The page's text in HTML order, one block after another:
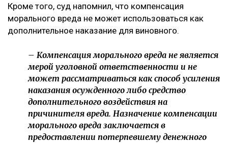
Кроме того, суд напомнил, что компенсация
морального вреда не может использоваться как
дополнительное наказание для виновного.
– Компенсация морального вреда не является
мерой уголовной ответственности и не
может рассматриваться как способ усиления
наказания осужденного либо средство
дополнительного воздействия на
причинителя вреда. Назначение компенсации
морального вреда заключается в
предоставлении потерпевшему денежного